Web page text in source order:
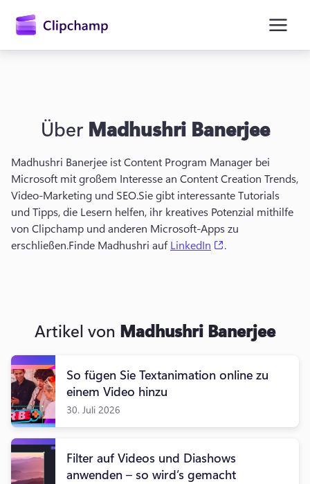
Anmelden
Kostenlos testen
Über Madhushri Banerjee
Madhushri Banerjee ist Content Program Manager bei
Microsoft mit großem Interesse an Content Creation Trends,
Video-Marketing und SEO.Sie gibt interessante Tutorials
und Tipps, die Lesern helfen, ihr kreatives Potenzial mithilfe
von Clipchamp und anderen Microsoft-Apps zu
erschließen.Finde Madhushri auf LinkedIn .
Artikel von Madhushri Banerjee
So fügen Sie Textanimation online zu
einem Video hinzu
30. Juli 2026
Filter auf Videos und Diashows
anwenden – so wird’s gemacht